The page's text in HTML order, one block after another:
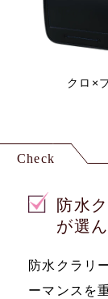
クロ×
Check
防水
が選
防水クラリ
ーマンスを